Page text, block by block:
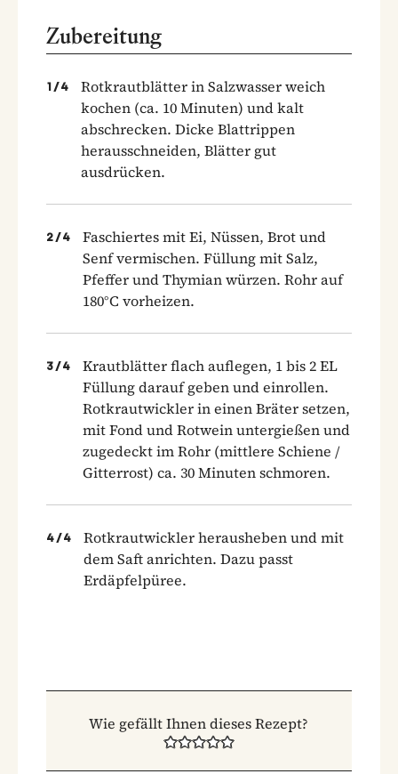
Zubereitung
1 /4
Rotkrautblätter in Salzwasser weich
kochen (ca. 10 Minuten) und kalt
abschrecken. Dicke Blattrippen
herausschneiden, Blätter gut
ausdrücken.
2 /4
Faschiertes mit Ei, Nüssen, Brot und
Senf vermischen. Füllung mit Salz,
Pfeffer und Thymian würzen. Rohr auf
180°C vorheizen.
3 /4
Krautblätter flach auflegen, 1 bis 2 EL
Füllung darauf geben und einrollen.
Rotkrautwickler in einen Bräter setzen,
mit Fond und Rotwein untergießen und
zugedeckt im Rohr (mittlere Schiene /
Gitterrost) ca. 30 Minuten schmoren.
4 /4
Rotkrautwickler herausheben und mit
dem Saft anrichten. Dazu passt
Erdäpfelpüree.
Wie gefällt Ihnen dieses Rezept?